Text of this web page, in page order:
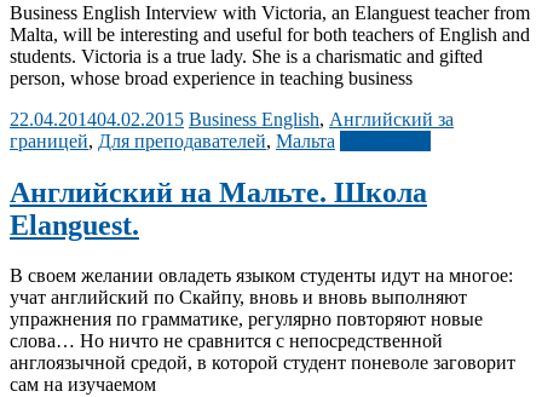
Business English Interview with Victoria, an Elanguest teacher from
Malta, will be interesting and useful for both teachers of English and
students. Victoria is a true lady. She is a charismatic and gifted
person, whose broad experience in teaching business
22.04.201404.02.2015 Business English, Английский за
границей, Для преподавателей, Мальта
Английский на Мальте. Школа
Elanguest.
В своем желании овладеть языком студенты идут на многое:
учат английский по Скайпу, вновь и вновь выполняют
упражнения по грамматике, регулярно повторяют новые
слова… Но ничто не сравнится с непосредственной
англоязычной средой, в которой студент поневоле заговорит
сам на изучаемом